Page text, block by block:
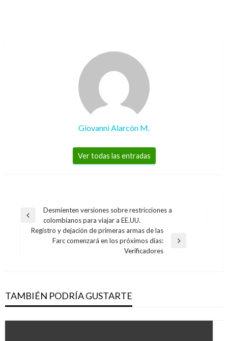
Giovanni Alarcón M.
Ver todas las entradas
Navegación
de
entradas
Entrada
anterior
Desmienten versiones sobre restricciones a
colombianos para viajar a EE.UU.
Entrada
Registro y dejación de primeras armas de las
Farc comenzará en los próximos días:
Verificadores
TAMBIÉN PODRÍA GUSTARTE